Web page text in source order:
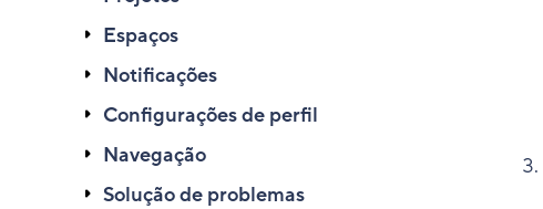
Espaços
Notificações
Configurações de perfil
Navegação
Solução de problemas